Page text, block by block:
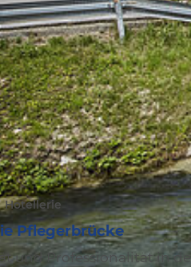
Hotellerie
Pflegerbrücke
und Professionalität in